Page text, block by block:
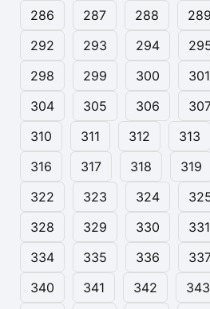
286
287 288 289
292
293 294
298
299 300 301
304
305 306
310
311 312 313
316
317 318 319
322
323 324
328
329 330 331
334
335 336
340
341 342 343